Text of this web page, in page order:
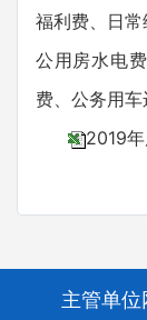
福利费、日
公用房水电
费、公务用
2019
主管单位